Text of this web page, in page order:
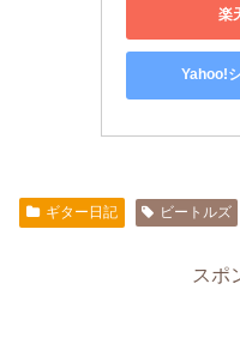
楽
Yahoo!
ギター日記 ビートルズ
スポ